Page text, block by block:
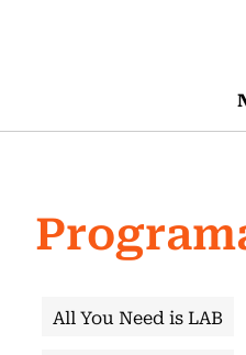
All You Need is LAB